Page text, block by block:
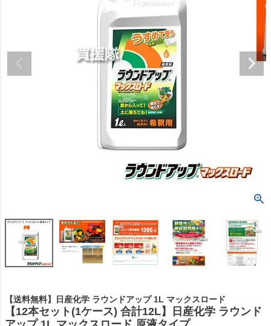
【送料無料】日産化学 ラウンドアップ 1L マックスロード
【12本セット(1ケース) 合計12L】日産化学 ラウンド